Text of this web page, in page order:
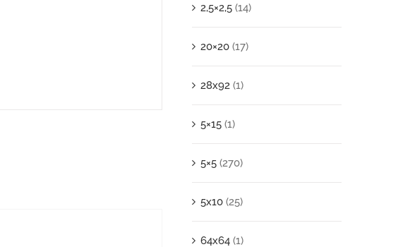
2,5×2,5 (14)
20×20 (17)
28x92 (1)
5×15 (1)
5×5 (270)
5x10 (25)
64x64 (1)